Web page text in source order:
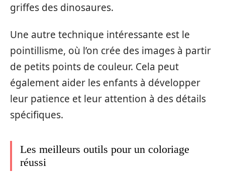
griffes des dinosaures.
Une autre technique intéressante est le
pointillisme, où l’on crée des images à partir
de petits points de couleur. Cela peut
également aider les enfants à développer
leur patience et leur attention à des détails
spécifiques.
Les meilleurs outils pour un coloriage
réussi